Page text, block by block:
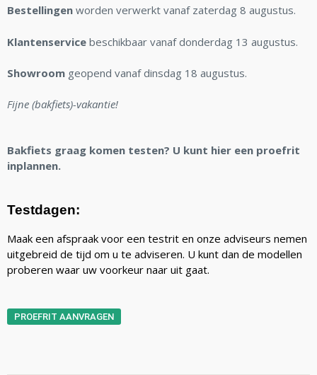
Bestellingen worden verwerkt vanaf zaterdag 8 augustus.
Klantenservice beschikbaar vanaf donderdag 13 augustus.
Showroom geopend vanaf dinsdag 18 augustus.
Fijne (bakfiets)-vakantie!
Bakfiets graag komen testen? U kunt hier een proefrit
inplannen.
Testdagen:
Maak een afspraak voor een testrit en onze adviseurs nemen
uitgebreid de tijd om u te adviseren. U kunt dan de modellen
proberen waar uw voorkeur naar uit gaat.
PROEFRIT AANVRAGEN